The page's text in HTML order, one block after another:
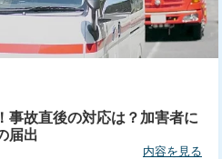
事故直後の対応は？加害者に
届出
内容を見る